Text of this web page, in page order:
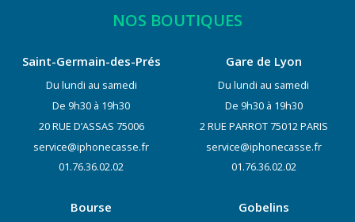
NOS BOUTIQUES
Saint-Germain-des-Prés
Du lundi au samedi
De 9h30 à 19h30
20 RUE D’ASSAS 75006
service@iphonecasse.fr
01.76.36.02.02
Gare de Lyon
Du lundi au samedi
De 9h30 à 19h30
2 RUE PARROT 75012 PARIS
service@iphonecasse.fr
01.76.36.02.02
Bourse Gobelins